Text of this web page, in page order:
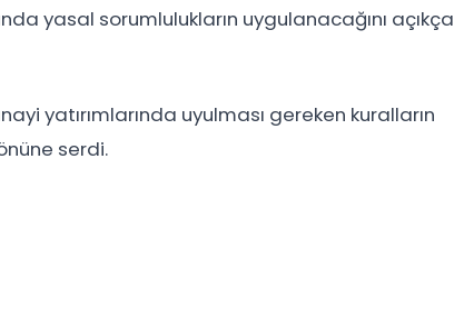
yasal sorumlulukların uygulanacağını açıkça
yatırımlarında uyulması gereken kuralların
serdi.